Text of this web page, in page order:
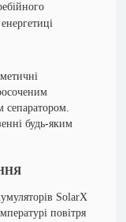
сепаратором.
будь-яким
SolarX
повітря